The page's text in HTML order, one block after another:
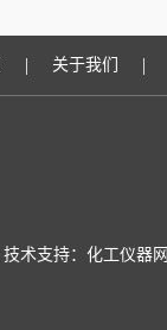
| 关于我们 |
技术支持： 化工仪器网